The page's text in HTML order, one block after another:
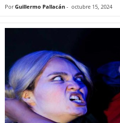
Por Guillermo Pallacán - octubre 15, 2024